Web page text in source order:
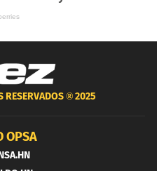
RESERVADOS ®2025
OPSA